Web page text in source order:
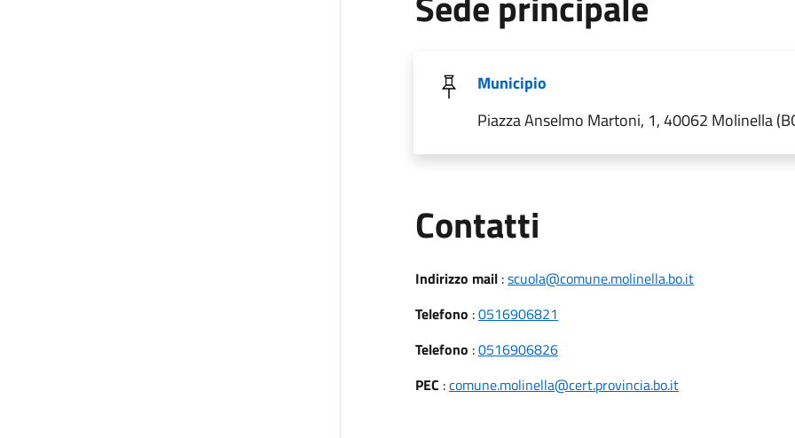
Municipio
Piazza Anselmo Martoni, 1, 40062 Molinella
Contatti
Indirizzo mail:scuola@comune.molinella.bo.it
Telefono :0516906821
Telefono :0516906826
PEC :comune.molinella@cert.provincia.bo.it